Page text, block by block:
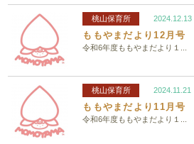
桃山保育所 2024.12.13
ももやまだより12月号
令和6年度ももやまだより１...
桃山保育所 2024.11.21
ももやまだより11月号
令和6年度ももやまだより１...